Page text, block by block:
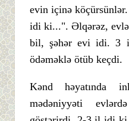
evin içinə
idi ki...". Əlqərəz,
bil, şəhər evi idi. 3
ödəməklə ötüb keçdi.
Kənd həyatında
mədəniyyəti